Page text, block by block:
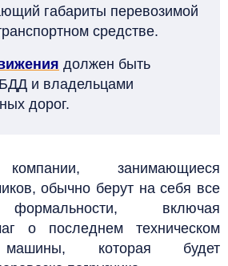
габариты перевозимой
средстве.
должен быть
и владельцами
дорог.
занимающиеся
обычно берут на себя все
включая
о последнем техническом
машины, которая будет